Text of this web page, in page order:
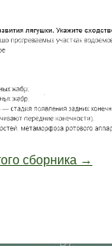
сборника →